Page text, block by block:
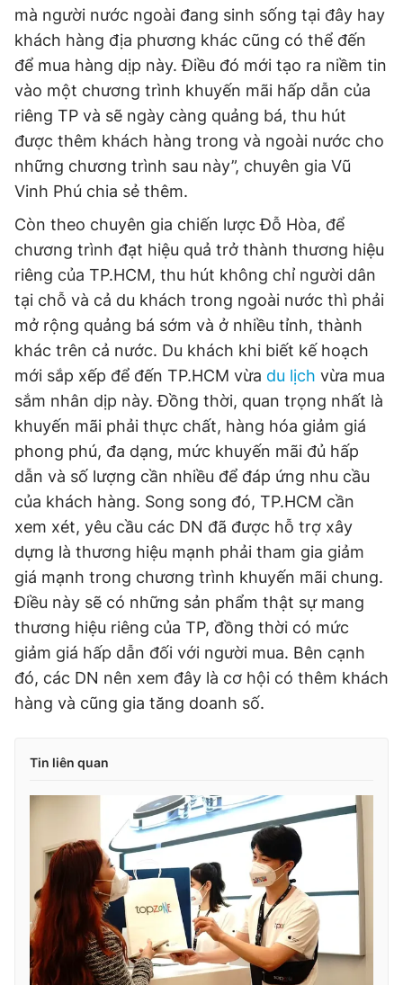
mà người nước ngoài đang sinh sống tại đây hay
khách hàng địa phương khác cũng có thể đến
để mua hàng dịp này. Điều đó mới tạo ra niềm tin
vào một chương trình khuyến mãi hấp dẫn của
riêng TP và sẽ ngày càng quảng bá, thu hút
được thêm khách hàng trong và ngoài nước cho
những chương trình sau này”, chuyên gia Vũ
Vinh Phú chia sẻ thêm.
Còn theo chuyên gia chiến lược Đỗ Hòa, để
chương trình đạt hiệu quả trở thành thương hiệu
riêng của TP.HCM, thu hút không chỉ người dân
tại chỗ và cả du khách trong ngoài nước thì phải
mở rộng quảng bá sớm và ở nhiều tỉnh, thành
khác trên cả nước. Du khách khi biết kế hoạch
mới sắp xếp để đến TP.HCM vừa du lịch vừa mua
sắm nhân dịp này. Đồng thời, quan trọng nhất là
khuyến mãi phải thực chất, hàng hóa giảm giá
phong phú, đa dạng, mức khuyến mãi đủ hấp
dẫn và số lượng cần nhiều để đáp ứng nhu cầu
của khách hàng. Song song đó, TP.HCM cần
xem xét, yêu cầu các DN đã được hỗ trợ xây
dựng là thương hiệu mạnh phải tham gia giảm
giá mạnh trong chương trình khuyến mãi chung.
Điều này sẽ có những sản phẩm thật sự mang
thương hiệu riêng của TP, đồng thời có mức
giảm giá hấp dẫn đối với người mua. Bên cạnh
đó, các DN nên xem đây là cơ hội có thêm khách
hàng và cũng gia tăng doanh số.
Tin liên quan